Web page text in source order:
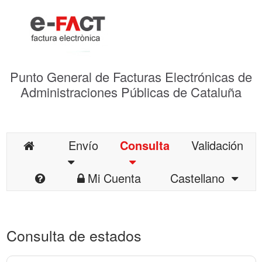
Punto General de Facturas Electrónicas de
Administraciones Públicas de Cataluña
Envío Consulta
Validación
Mi Cuenta
Castellano
Consulta de estados